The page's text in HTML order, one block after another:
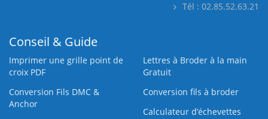
Tél : 02.85.52.63.21
Conseil & Guide
Imprimer une grille point de
croix PDF
Lettres à Broder à la main
Gratuit
Conversion Fils DMC &
Anchor
Conversion fils à broder
Calculateur d’échevettes